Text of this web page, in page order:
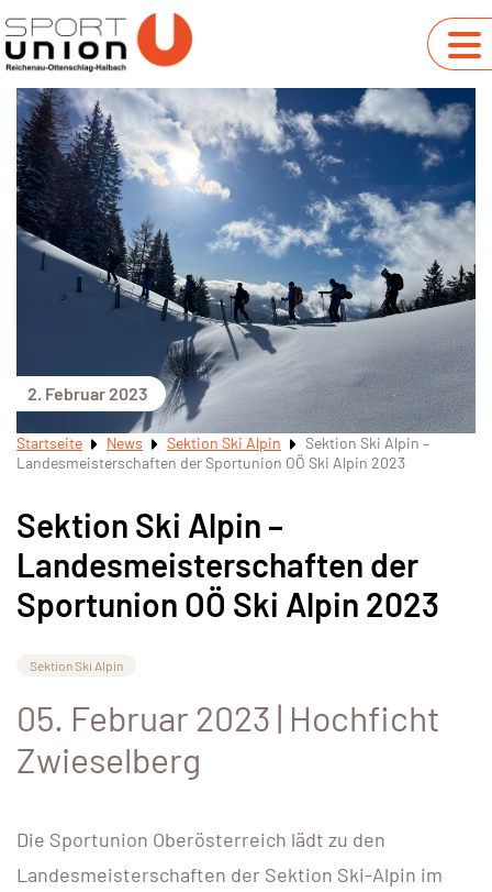
2. Februar 2023
Startseite News Sektion Ski Alpin
Sektion Ski Alpin –
Landesmeisterschaften der Sportunion OÖ Ski Alpin 2023
Sektion Ski Alpin –
Landesmeisterschaften der
Sportunion OÖ Ski Alpin 2023
Sektion Ski Alpin
05. Februar 2023 | Hochficht
Zwieselberg
Die Sportunion Oberösterreich lädt zu den
Landesmeisterschaften der Sektion Ski-Alpin im